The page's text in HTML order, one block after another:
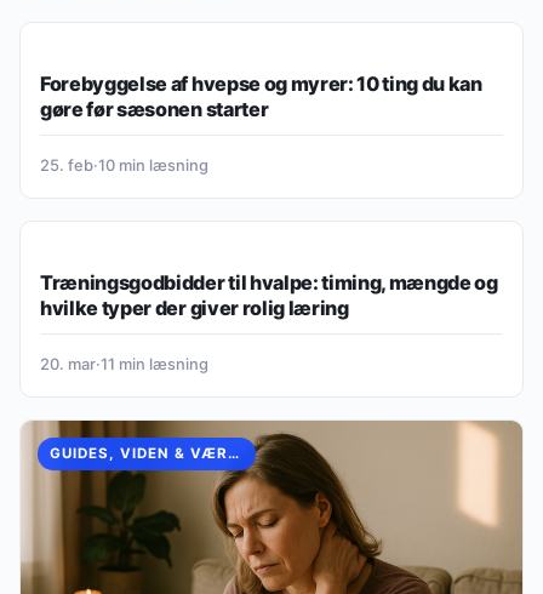
Forebyggelse af hvepse og myrer: 10 ting du kan
gøre før sæsonen starter
25. feb·10 min læsning
Træningsgodbidder til hvalpe: timing, mængde og
hvilke typer der giver rolig læring
20. mar·11 min læsning
GUIDES, VIDEN & VÆRKTØJER